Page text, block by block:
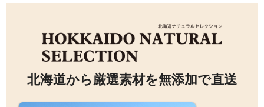
北海道から厳選素材を無添加で直送